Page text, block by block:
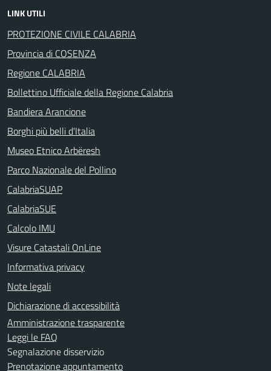
LINK UTILI
PROTEZIONE CIVILE CALABRIA
Provincia di COSENZA
Regione CALABRIA
Bollettino Ufficiale della Regione Calabria
Bandiera Arancione
Borghi più belli d'Italia
Museo Etnico Arbëresh
Parco Nazionale del Pollino
CalabriaSUAP
CalabriaSUE
Calcolo IMU
Visure Catastali OnLine
Informativa privacy
Note legali
Dichiarazione di accessibilità
Amministrazione trasparente
Leggi le FAQ
Segnalazione disservizio
Prenotazione appuntamento